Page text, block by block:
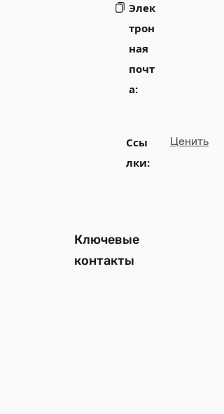
Элек
трон
ная
почт
а:
Ссы
лки:
Ценить
Ключевые
контакты